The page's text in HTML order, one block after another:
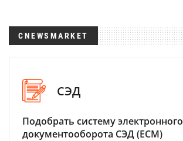
CNEWSMARKET
СЭД
Подобрать систему электронного
документооборота СЭД (ECM)